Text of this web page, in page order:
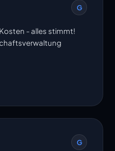
G
- alles stimmt!
G